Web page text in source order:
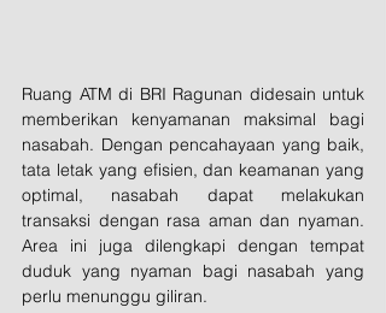
Ruang ATM di BRI Ragunan didesain untuk
memberikan kenyamanan maksimal bagi
nasabah. Dengan pencahayaan yang baik,
tata letak yang efisien, dan keamanan yang
optimal, nasabah dapat melakukan
transaksi dengan rasa aman dan nyaman.
Area ini juga dilengkapi dengan tempat
duduk yang nyaman bagi nasabah yang
perlu menunggu giliran.